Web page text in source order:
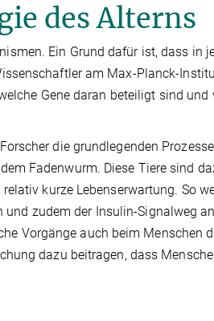
des Alterns
Ein Grund dafür ist, dass in
am Max-Planck-
Gene daran beteiligt sind und
die grundlegenden
Fadenwurm. Diese Tiere sind
kurze Lebenserwartung. So
zudem der Insulin-Signalweg
Vorgänge auch beim Menschen
dazu beitragen, dass